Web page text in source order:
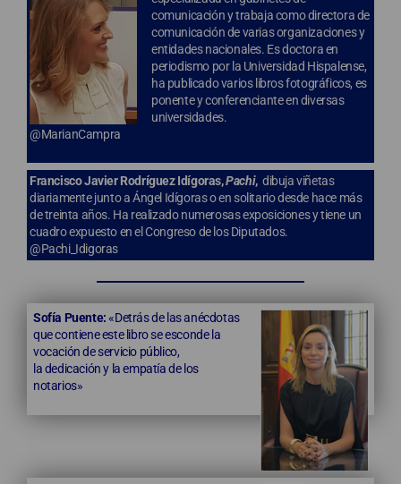
comunicación y trabaja como directora de
comunicación de varias organizaciones y
entidades nacionales. Es doctora en
periodismo por la Universidad Hispalense,
ha publicado varios libros fotográficos, es
ponente y conferenciante en diversas
universidades.
@MarianCampra
Francisco Javier Rodríguez Idígoras,Pachi, dibuja viñetas
diariamente junto a Ángel Idígoras o en solitario desde hace más
de treinta años. Ha realizado numerosas exposiciones y tiene un
cuadro expuesto en el Congreso de los Diputados.
@Pachi_Idigoras
Sofía Puente:«Detrás de las anécdotas
que contiene este libro se esconde la
vocación de servicio público,
ladedicación y la empatía de los
notarios»